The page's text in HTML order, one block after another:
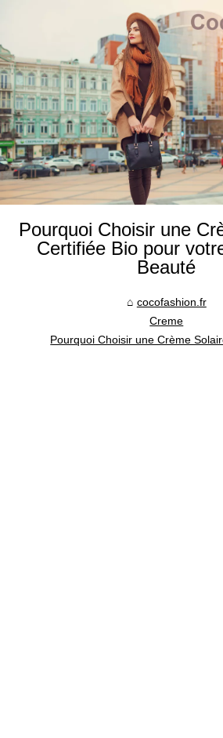
Pourquoi Choisir une
Certifiée Bio pour
Beauté
cocofashion.fr
Creme
Pourquoi Choisir une Crème